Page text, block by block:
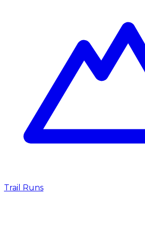
Trail Runs